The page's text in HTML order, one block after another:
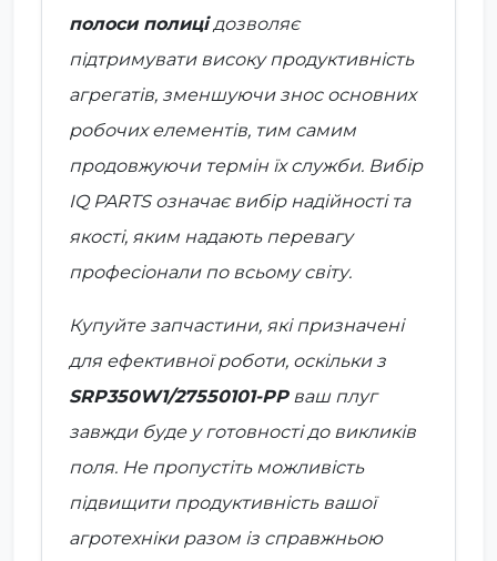
полоси полицідозволяє
підтримувати високу продуктивність
агрегатів, зменшуючи знос основних
робочих елементів, тим самим
продовжуючи термін їх служби. Вибір
IQ PARTSозначає вибір надійності та
якості, яким надають перевагу
професіонали по всьому світу.
Купуйте запчастини, які призначені
для ефективної роботи, оскільки з
SRP350W1/27550101-PPваш плуг
завжди буде у готовності до викликів
поля. Не пропустіть можливість
підвищити продуктивність вашої
агротехніки разом із справжньою